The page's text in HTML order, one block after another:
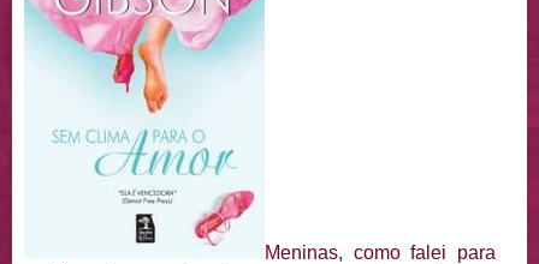
Meninas, como falei para